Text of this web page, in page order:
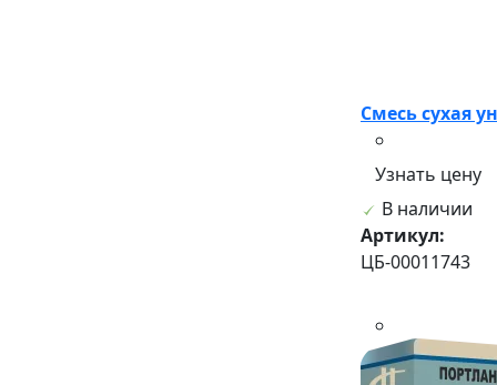
Смесь сухая
Узнать цену
В наличии
Артикул:
ЦБ-00011743